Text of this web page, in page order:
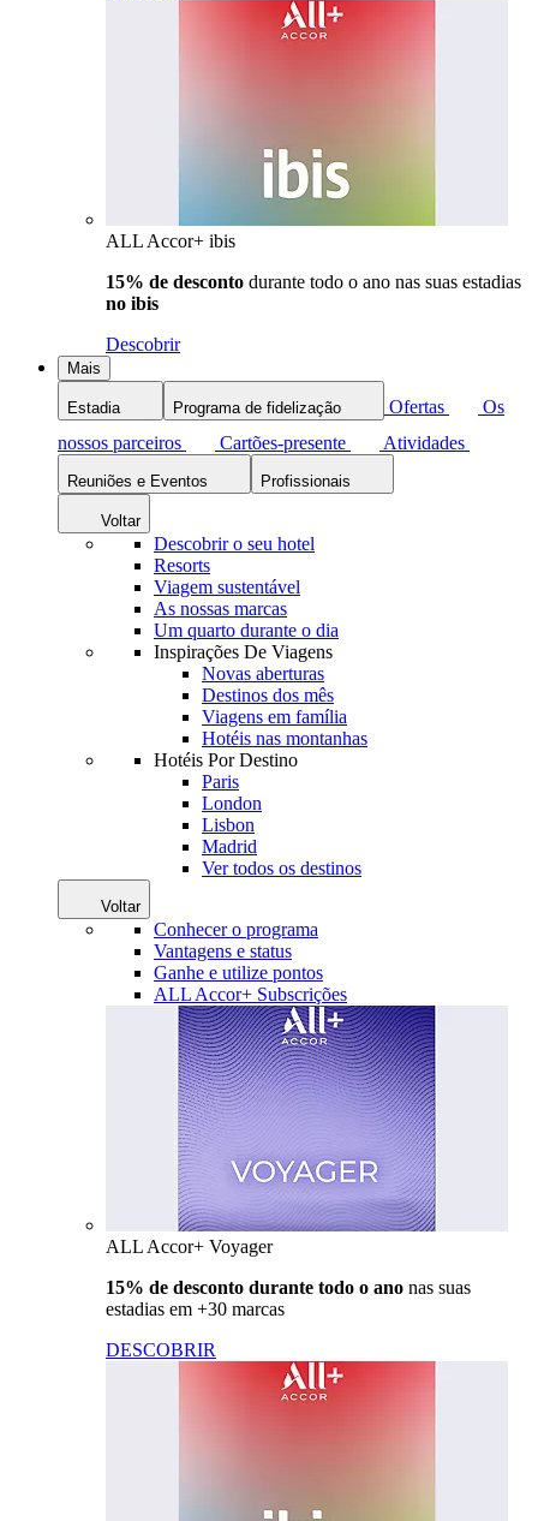
ALL Accor+ ibis
15% de desconto durante todo o ano nas suas estadias
no ibis
Descobrir
Mais
Estadia Programa de fidelização Ofertas
Os
nossos parceiros
Cartões-presente Atividades
Reuniões e Eventos Profissionais
Voltar
Descobrir o seu hotel
Resorts
Viagem sustentável
As nossas marcas
Um quarto durante o dia
Inspirações De Viagens
Novas aberturas
Destinos dos mês
Viagens em família
Hotéis nas montanhas
Hotéis Por Destino
Paris
London
Lisbon
Madrid
Ver todos os destinos
Voltar
Conhecer o programa
Vantagens e status
Ganhe e utilize pontos
ALL Accor+ Subscrições
ALL Accor+ Voyager
15% de desconto durante todo o ano nas suas
estadias em +30 marcas
DESCOBRIR